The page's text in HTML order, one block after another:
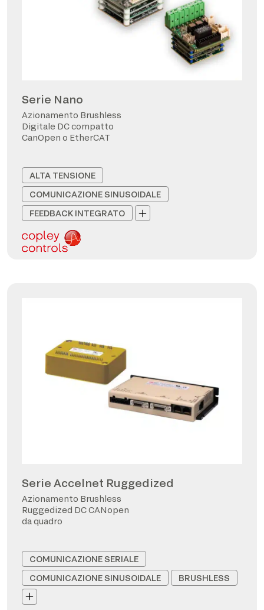
Serie Nano
Azionamento Brushless
Digitale DC compatto
CanOpen o EtherCAT
ALTA TENSIONE
COMUNICAZIONE SINUSOIDALE
FEEDBACK INTEGRATO
Serie Accelnet Ruggedized
Azionamento Brushless
Ruggedized DC CANopen
da quadro
COMUNICAZIONE SERIALE
COMUNICAZIONE SINUSOIDALE
BRUSHLESS